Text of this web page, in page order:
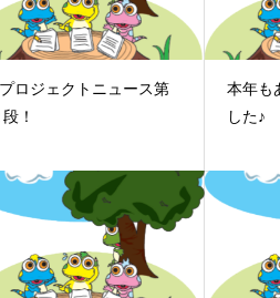
ロジェクトニュース第
段！
本年も
した♪